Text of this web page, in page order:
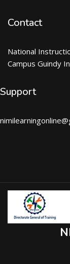
Contact
National
Campus Guindy
Support